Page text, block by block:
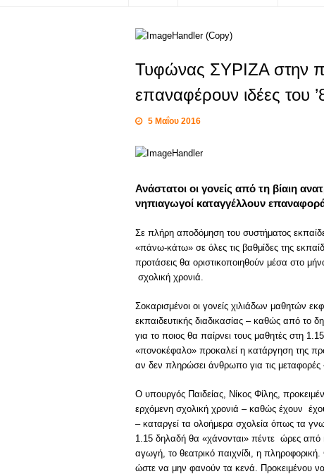
Τυφώνας ΣΥΡΙΖΑ στην
επαναφέρουν ιδέες του
5 Μαΐου 2016
Ανάστατοι οι γονείς από τη βίαιη
νηπιαγωγοί καταγγέλλουν
Σε πλήρη αποδόμηση του συστήματος
«πάνω-κάτω» σε όλες τις βαθμίδες της
προτάσεις θα οριστικοποιηθούν μέσα στο
σχολική χρονιά.
Σοκαρισμένοι οι γονείς χιλιάδων μαθητών
εκπαιδευτικής διαδικασίας – καθώς από το
για το ποιος θα παίρνει τους μαθητές στη
«πονοκέφαλο» προκαλεί η κατάργηση της
αν δεν πληρώσει άνθρωπο για τις μεταφορές
Ο υπουργός Παιδείας, Νίκος Φίλης,
ερχόμενη σχολική χρονιά – καθώς έχουν
– καταργεί τα ολοήμερα σχολεία όπως τα
1.15 δηλαδή θα «χάνονται» πέντε ώρες από
αγωγή, το θεατρικό παιχνίδι, η πληροφορική.
ώστε να μην φανούν τα κενά. Προκειμένου